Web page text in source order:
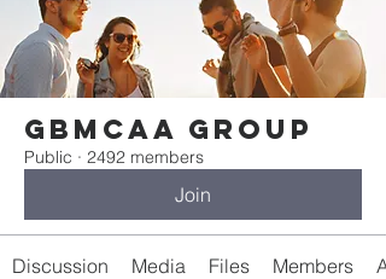
gbmcaa Group
Public · 2492 members
Join
Discussion Media Files Members